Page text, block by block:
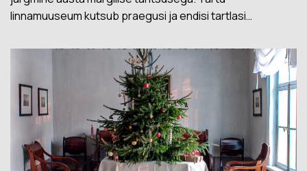
linnamuuseum kutsub praegusi ja endisi tartlasi…